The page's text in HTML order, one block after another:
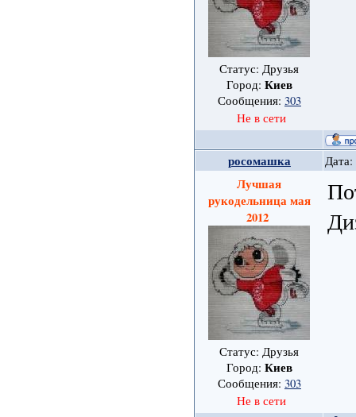
Статус: Друзья
Город: Киев
Сообщения: 303
Не в сети
росомашка Дата:
Лучшая
рукодельница мая
2012
Статус: Друзья
Город: Киев
Сообщения: 303
Не в сети